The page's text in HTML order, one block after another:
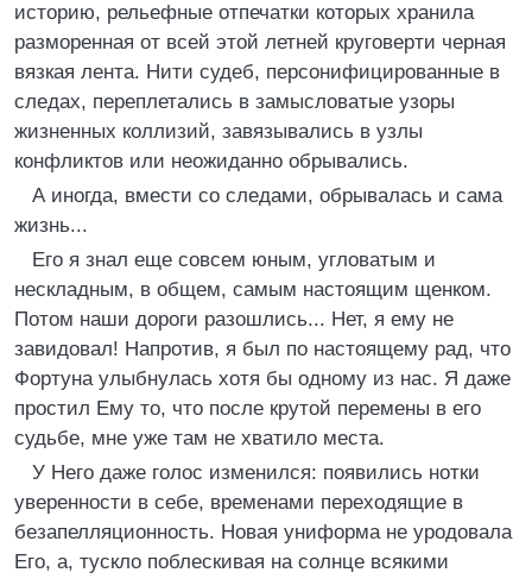
историю, рельефные отпечатки которых хранила
разморенная от всей этой летней круговерти черная
вязкая лента. Нити судеб, персонифицированные в
следах, переплетались в замысловатые узоры
жизненных коллизий, завязывались в узлы
конфликтов или неожиданно обрывались.
А иногда, вмести со следами, обрывалась и сама
жизнь...
Его я знал еще совсем юным, угловатым и
нескладным, в общем, самым настоящим щенком.
Потом наши дороги разошлись... Нет, я ему не
завидовал! Напротив, я был по настоящему рад, что
Фортуна улыбнулась хотя бы одному из нас. Я даже
простил Ему то, что после крутой перемены в его
судьбе, мне уже там не хватило места.
У Него даже голос изменился: появились нотки
уверенности в себе, временами переходящие в
безапелляционность. Новая униформа не уродовала
Его, а, тускло поблескивая на солнце всякими